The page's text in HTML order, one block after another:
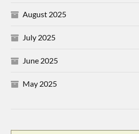
August 2025
July 2025
June 2025
May 2025